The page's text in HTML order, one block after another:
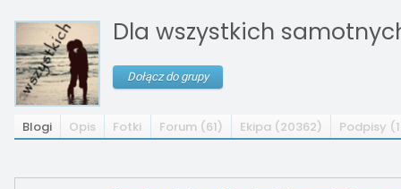
Dla wszystkich
Dołącz do grupy
Blogi Opis Fotki Forum (61) Ekipa (20362) Podpisy